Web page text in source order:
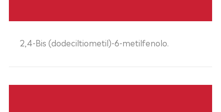
2,4-Bis (dodeciltiometil)-6-metilfenolo.